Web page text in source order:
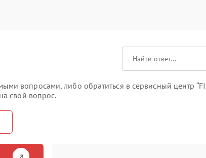
вопросами, либо обратиться в сервисный центр
свой вопрос.